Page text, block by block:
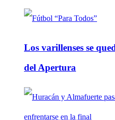
Los varillenses se
del Apertura